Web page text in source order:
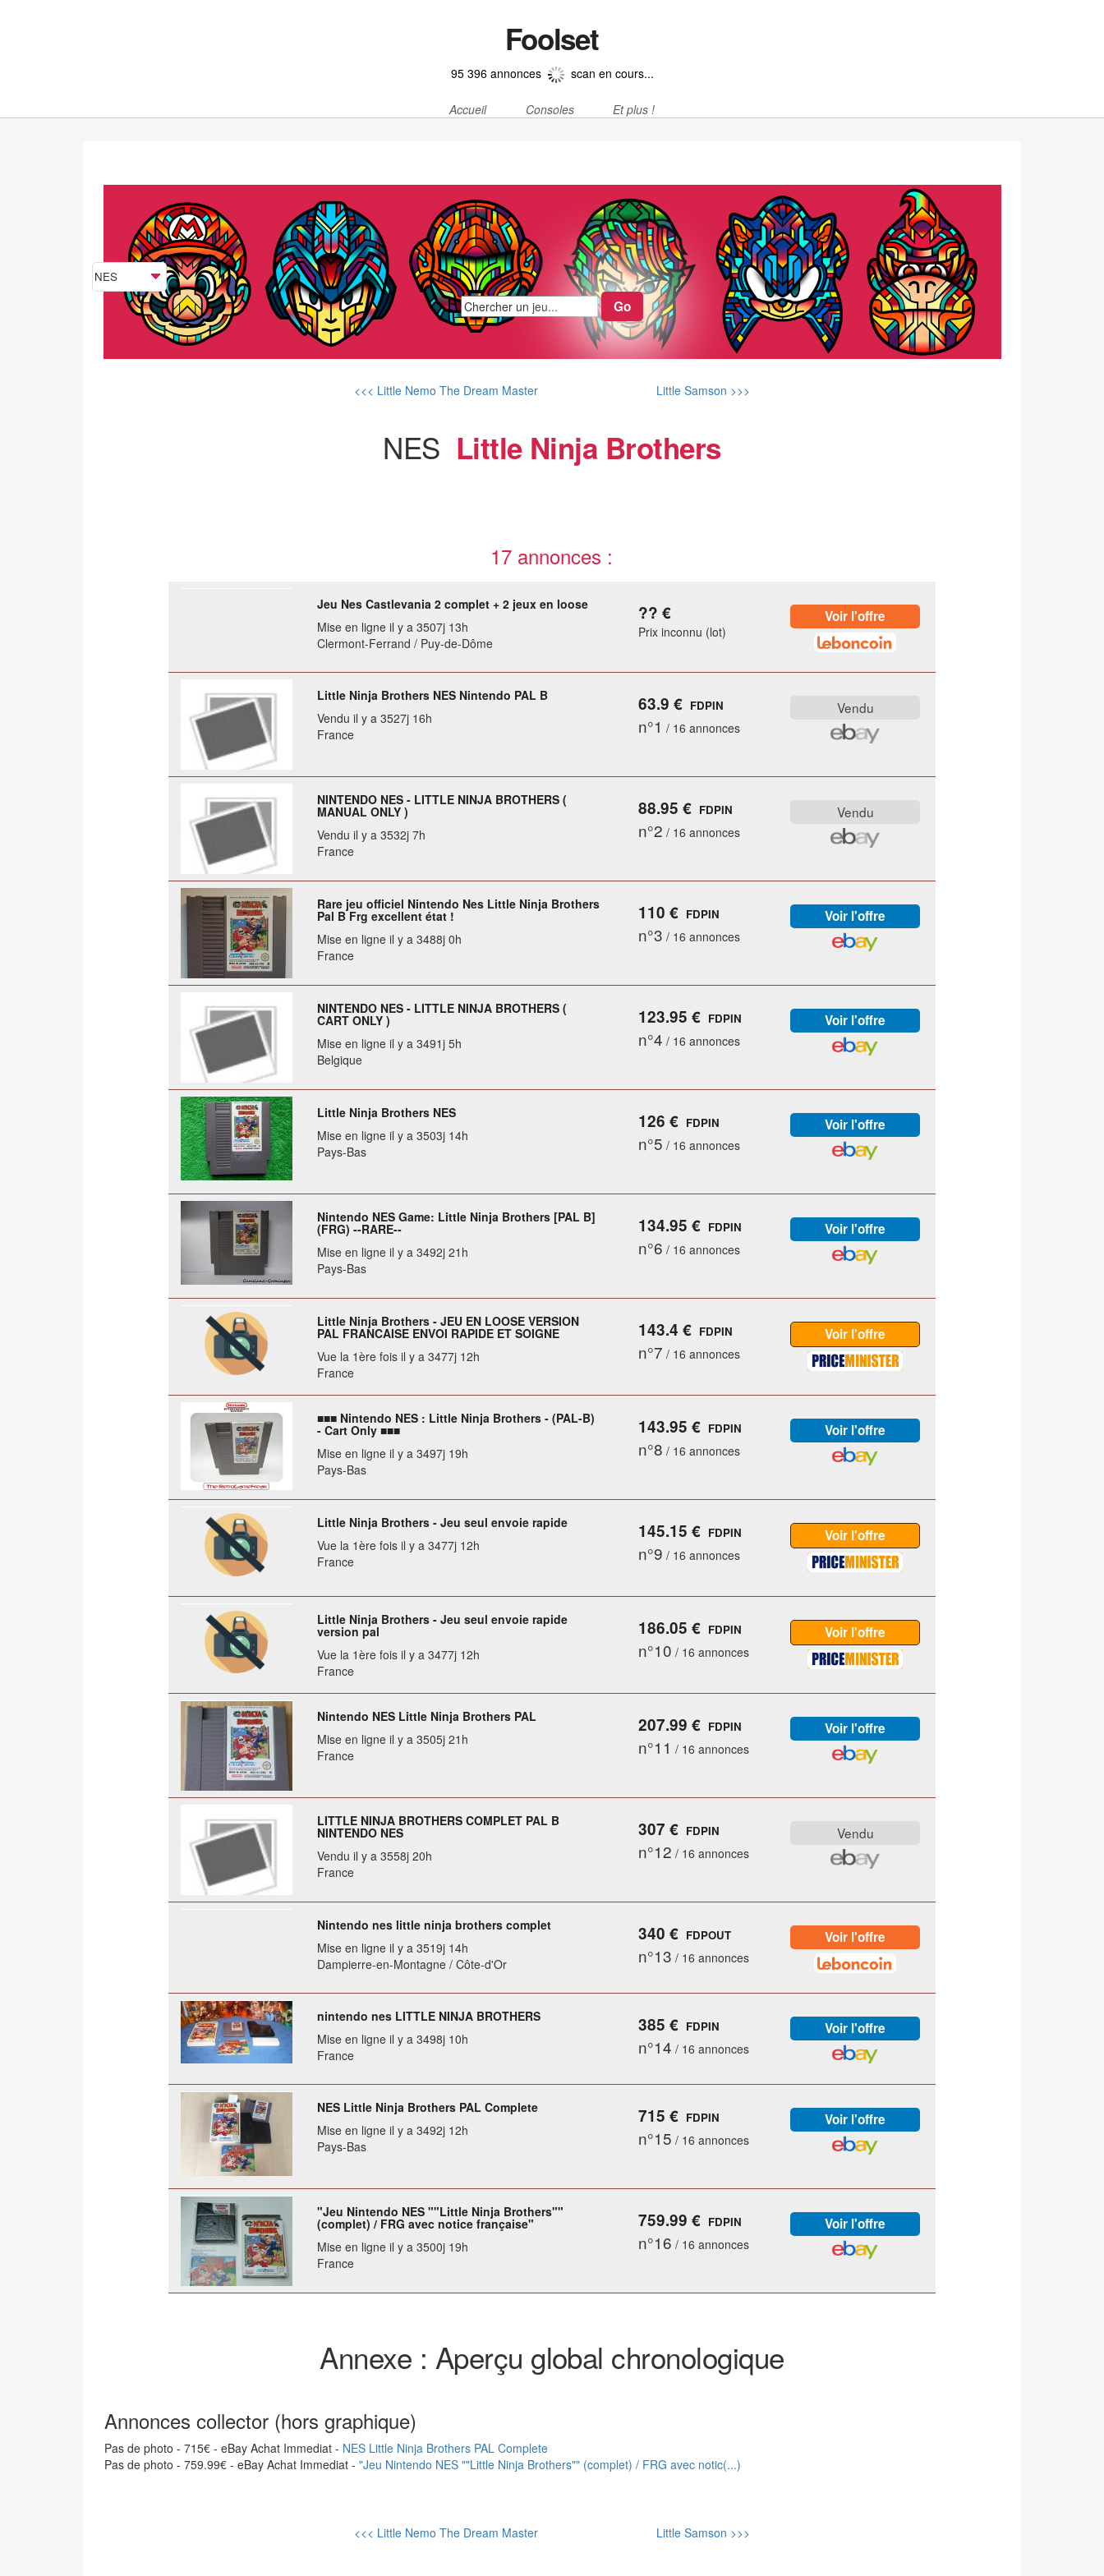
Foolset
95 396 annonces scan en cours...
Accueil Consoles Et plus !
<<< Little Nemo The Dream Master Little Samson >>>
NES Little Ninja Brothers
17 annonces :
Jeu Nes Castlevania 2 complet + 2 jeux en loose
Mise en ligne il y a 3507j 13h
Clermont-Ferrand / Puy-de-Dôme
?? €
Prix inconnu (lot)
Little Ninja Brothers NES Nintendo PAL B
Vendu il y a 3527j 16h
France
63.9 € FDPIN
n°1 / 16 annonces
NINTENDO NES - LITTLE NINJA BROTHERS (
MANUAL ONLY )
Vendu il y a 3532j 7h
France
88.95 € FDPIN
n°2 / 16 annonces
Rare jeu officiel Nintendo Nes Little Ninja Brothers
Pal B Frg excellent état !
Mise en ligne il y a 3488j 0h
France
110 € FDPIN
n°3 / 16 annonces
NINTENDO NES - LITTLE NINJA BROTHERS (
CART ONLY )
Mise en ligne il y a 3491j 5h
Belgique
123.95 € FDPIN
n°4 / 16 annonces
Little Ninja Brothers NES
Mise en ligne il y a 3503j 14h
Pays-Bas
126 € FDPIN
n°5 / 16 annonces
Nintendo NES Game: Little Ninja Brothers [PAL B]
(FRG) --RARE--
Mise en ligne il y a 3492j 21h
Pays-Bas
134.95 € FDPIN
n°6 / 16 annonces
Little Ninja Brothers - JEU EN LOOSE VERSION
PAL FRANCAISE ENVOI RAPIDE ET SOIGNE
Vue la 1ère fois il y a 3477j 12h
France
143.4 € FDPIN
n°7 / 16 annonces
■■■ Nintendo NES : Little Ninja Brothers - (PAL-B)
- Cart Only ■■■
Mise en ligne il y a 3497j 19h
Pays-Bas
143.95 € FDPIN
n°8 / 16 annonces
Little Ninja Brothers - Jeu seul envoie rapide
Vue la 1ère fois il y a 3477j 12h
France
145.15 € FDPIN
n°9 / 16 annonces
Little Ninja Brothers - Jeu seul envoie rapide
version pal
Vue la 1ère fois il y a 3477j 12h
France
186.05 € FDPIN
n°10 / 16 annonces
Nintendo NES Little Ninja Brothers PAL
Mise en ligne il y a 3505j 21h
France
207.99 € FDPIN
n°11 / 16 annonces
LITTLE NINJA BROTHERS COMPLET PAL B
NINTENDO NES
Vendu il y a 3558j 20h
France
307 € FDPIN
n°12 / 16 annonces
Nintendo nes little ninja brothers complet
Mise en ligne il y a 3519j 14h
Dampierre-en-Montagne / Côte-d'Or
340 € FDPOUT
n°13 / 16 annonces
nintendo nes LITTLE NINJA BROTHERS
Mise en ligne il y a 3498j 10h
France
385 € FDPIN
n°14 / 16 annonces
NES Little Ninja Brothers PAL Complete
Mise en ligne il y a 3492j 12h
Pays-Bas
715 € FDPIN
n°15 / 16 annonces
"Jeu Nintendo NES ""Little Ninja Brothers""
(complet) / FRG avec notice française"
Mise en ligne il y a 3500j 19h
France
759.99 € FDPIN
n°16 / 16 annonces
Annexe : Aperçu global chronologique
Annonces collector (hors graphique)
Pas de photo - 715€ - eBay Achat Immediat - NES Little Ninja Brothers PAL Complete
Pas de photo - 759.99€ - eBay Achat Immediat - "Jeu Nintendo NES ""Little Ninja Brothers"" (complet) / FRG avec notic(...)
<<< Little Nemo The Dream Master Little Samson >>>